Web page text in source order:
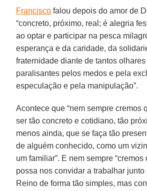
Francisco falou depois do amor de
“concreto, próximo, real; é alegria
ao optar e participar na pesca
esperança e da caridade, da
fraternidade diante de tantos
paralisantes pelos medos e pela
especulação e pela manipulação”.
Acontece que “nem sempre cremos
ser tão concreto e cotidiano, tão
menos ainda, que se faça tão
de alguém conhecido, como um
um familiar”. E nem sempre
possa nos convidar a trabalhar junto
Reino de forma tão simples, mas